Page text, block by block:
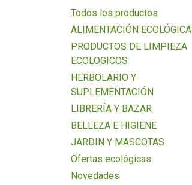
Todos los productos
ALIMENTACIÓN ECOLÓGICA
PRODUCTOS DE LIMPIEZA
ECOLOGICOS
HERBOLARIO Y
SUPLEMENTACIÓN
LIBRERÍA Y BAZAR
BELLEZA E HIGIENE
JARDIN Y MASCOTAS
Ofertas ecológicas
Novedades